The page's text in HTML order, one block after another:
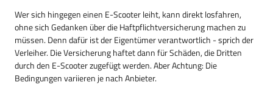
Wer sich hingegen einen E-Scooter leiht, kann direkt losfahren,
ohne sich Gedanken über die Haftpflichtversicherung machen zu
müssen. Denn dafür ist der Eigentümer verantwortlich - sprich der
Verleiher. Die Versicherung haftet dann für Schäden, die Dritten
durch den E-Scooter zugefügt werden. Aber Achtung: Die
Bedingungen variieren je nach Anbieter.